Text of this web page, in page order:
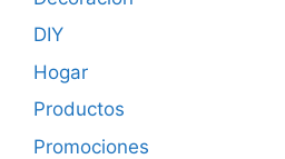
DIY
Hogar
Productos
Promociones